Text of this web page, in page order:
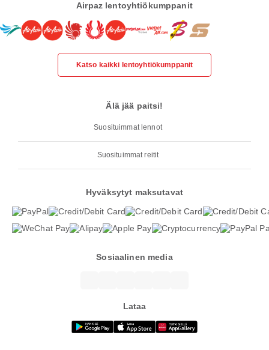
Airpaz lentoyhtiökumppanit
Katso kaikki lentoyhtiökumppanit
Älä jää paitsi!
Suosituimmat lennot
Suosituimmat reitit
Hyväksytyt maksutavat
Sosiaalinen media
Lataa